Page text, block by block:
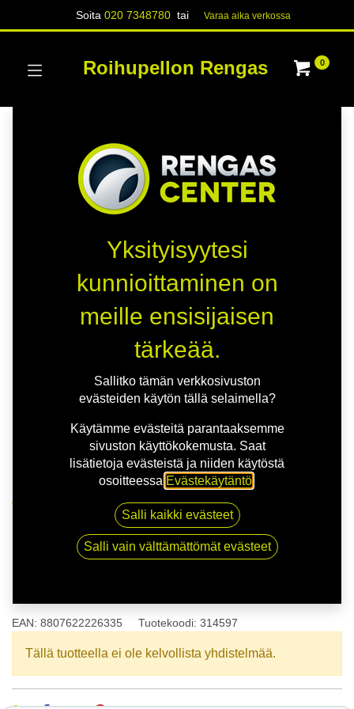
Soita020 7348780 tai Varaa aika verk​​​​ossa
Roihupellon Rengas 0
175/55R15 77T NEXEN N BLUE S XL
175/55R15 77T NEXEN N BLUE
EAN: 8807622226335 Tuotekoodi: 314597
Tällä tuotteella ei ole kelvollista yhdistelmää.
Yksityisyytesi
kunnioittaminen on
meille ensisijaisen
tärkeää.
Sallitko tämän verkkosivuston
evästeiden käytön tällä selaimella?
Käytämme evästeitä parantaaksemme
sivuston käyttökokemusta. Saat
lisätietoja evästeistä ja niiden käytöstä
osoitteessa Evästekäytäntö
Salli kaikki evästeet
Salli vain välttämättömät evästeet